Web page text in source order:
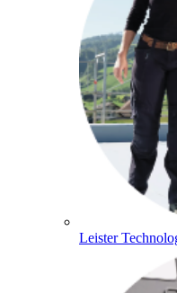
Leister